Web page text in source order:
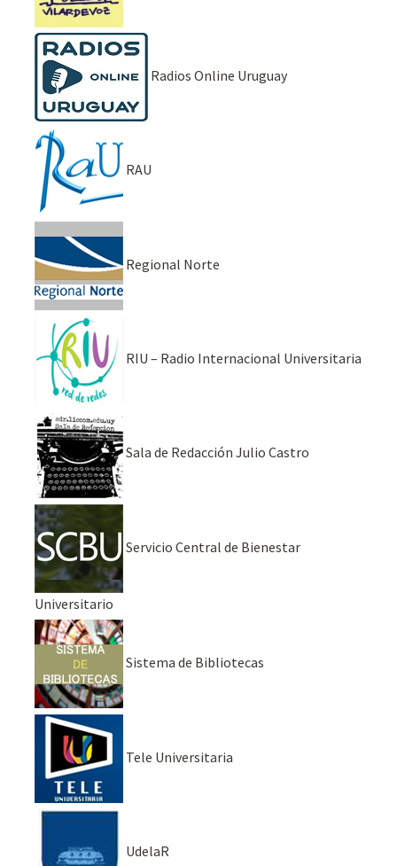
Radios Online Uruguay
RAU
Regional Norte
RIU – Radio Internacional Universitaria
Sala de Redacción Julio Castro
Servicio Central de Bienestar
Universitario
Sistema de Bibliotecas
Tele Universitaria
UdelaR